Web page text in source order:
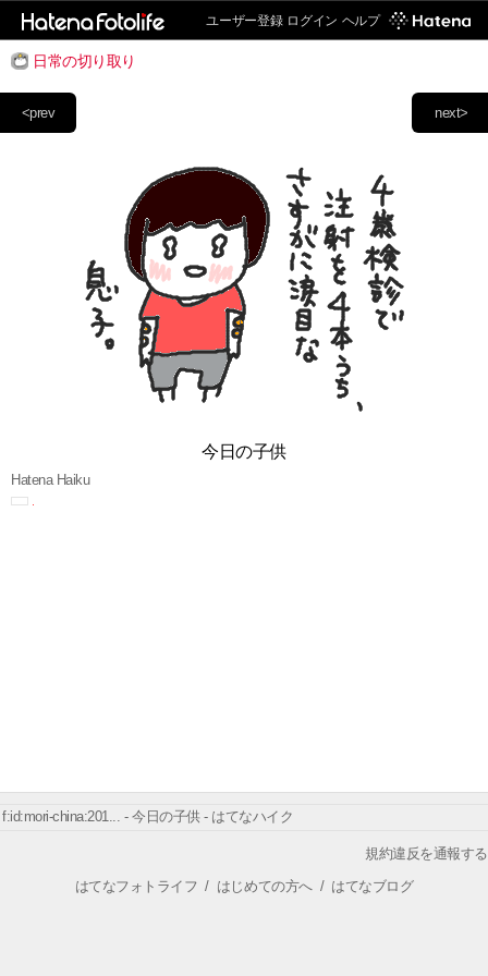
ユーザー登録 ログイン ヘルプ
日常の切り取り
next>
<prev
今日の子供
Hatena Haiku
f:id:mori-china:201... - 今日の子供 - はてなハイク
規約違反を通報する
はてなフォトライフ / はじめての方へ/ はてなブログ